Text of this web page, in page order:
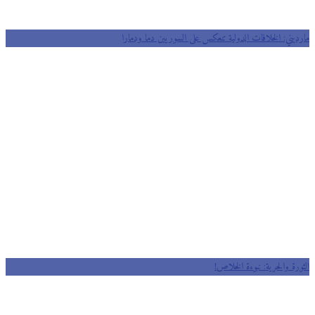
مارديني: الخلافات الدولية تنعكس على السوريين دما ودمارا
الثورة والحرية: نبوءة الخلاص!